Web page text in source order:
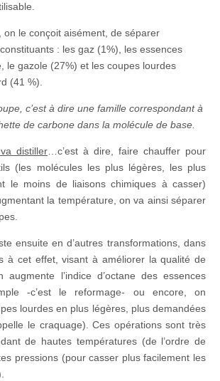
on le conçoit aisément, de séparer
: les gaz (1%), les essences
le gazole (27%) et les coupes lourdes
(41 %).
c’est à dire une famille correspondant à
de carbone dans la molécule de base.
distiller…c’est à dire, faire chauffer pour
(les molécules les plus légères, les plus
le moins de liaisons chimiques à casser)
la température, on va ainsi séparer
ensuite en d’autres transformations, dans
à cet effet, visant à améliorer la qualité de
augmente l’indice d’octane des essences
-c’est le reformage- ou encore, on
lourdes en plus légères, plus demandées
le craquage). Ces opérations sont très
de hautes températures (de l’ordre de
pressions (pour casser plus facilement les